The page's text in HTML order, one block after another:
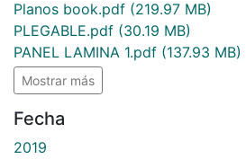
Planos book.pdf (219.97 MB)
PLEGABLE.pdf (30.19 MB)
PANEL LAMINA 1.pdf (137.93 MB)
Mostrar más
Fecha
2019